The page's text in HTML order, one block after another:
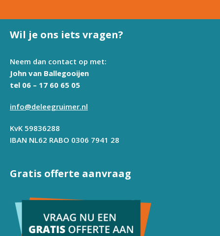
Wil je ons iets vragen?
Neem dan contact op met:
John van Ballegooijen
tel 06 – 17 60 65 05
info@deleegruimer.nl
KvK 59836288
IBAN NL62 RABO 0306 7941 28
Gratis offerte aanvraag